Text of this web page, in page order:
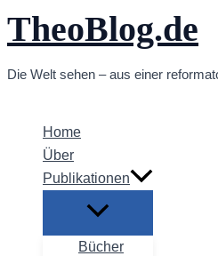
Zum
Inhalt
TheoBlog.de
Die Welt sehen – aus einer
Home
Über
Publikationen
Bücher